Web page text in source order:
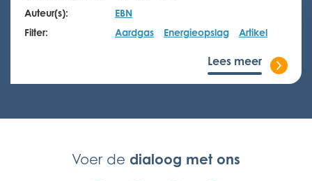
Auteur(s):
EBN
Filter:
Aardgas Energieopslag Artikel
Lees meer
Voer de dialoog met ons